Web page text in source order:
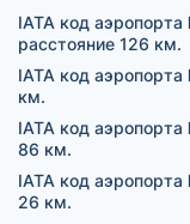
IATA код аэропорта
расстояние 126 км.
IATA код аэропорта
км.
IATA код аэропорта
86 км.
IATA код аэропорта
26 км.